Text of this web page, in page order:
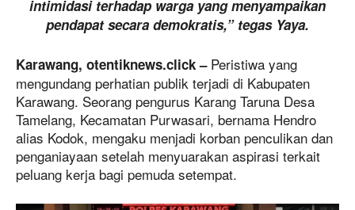
intimidasi terhadap warga yang menyampaikan
pendapat secara demokratis,” tegas Yaya.
Karawang, otentiknews.click –Peristiwa yang
mengundang perhatian publik terjadi di Kabupaten
Karawang. Seorang pengurus Karang Taruna Desa
Tamelang, Kecamatan Purwasari, bernama Hendro
alias Kodok, mengaku menjadi korban penculikan dan
penganiayaan setelah menyuarakan aspirasi terkait
peluang kerja bagi pemuda setempat.